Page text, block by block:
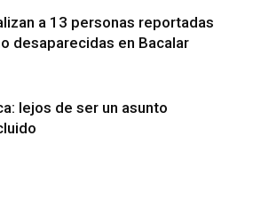
a 13 personas reportadas
desaparecidas en Bacalar
lejos de ser un asunto